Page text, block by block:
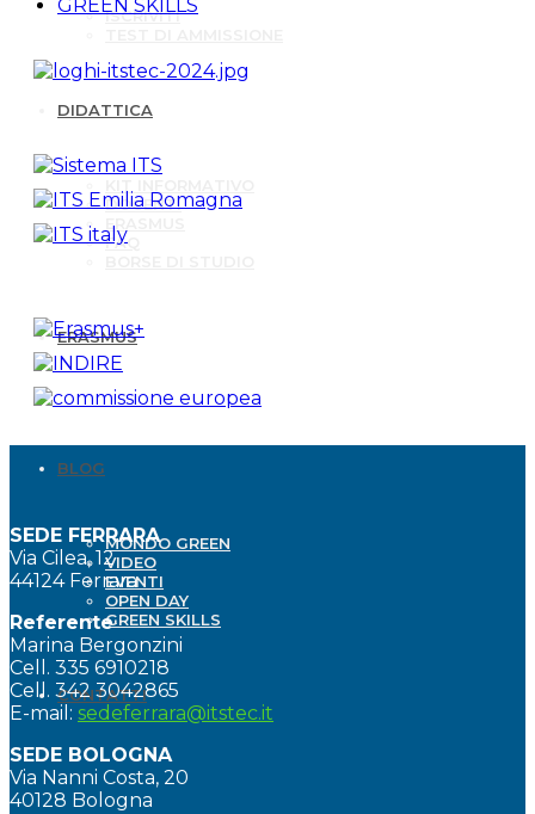
ISCRIVITI
DIDATTICA
DOCENTI
ERASMUS
FAQ
ERASMUS
BLOG
MONDO GREEN
VIDEO
EVENTI
OPEN DAY
GREEN SKILLS
CONTATTI
GREEN SKILLS
SEDE FERRARA
Via Cilea, 12
44124 Ferrara
Referente
Marina Bergonzini
Cell. 335 6910218
Cell. 342 3042865
E-mail: sedeferrara@itstec.it
SEDE BOLOGNA
Via Nanni Costa, 20
40128 Bologna